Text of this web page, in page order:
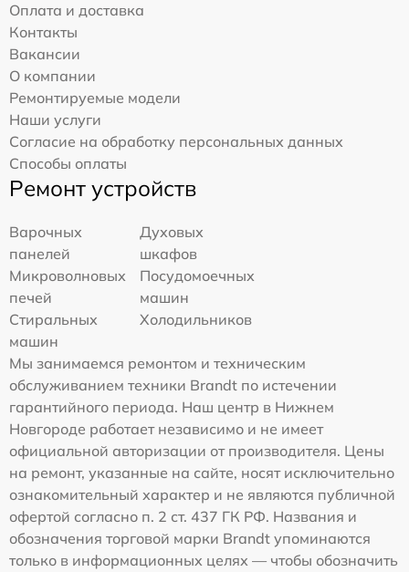
Оплата и доставка
Контакты
Вакансии
О компании
Ремонтируемые модели
Наши услуги
Согласие на обработку персональных данных
Способы оплаты
Ремонт устройств
Варочных
панелей
Духовых
шкафов
Микроволновых
печей
Посудомоечных
машин
Стиральных
машин
Холодильников
Мы занимаемся ремонтом и техническим
обслуживанием техники Brandt по истечении
гарантийного периода. Наш центр в Нижнем
Новгороде работает независимо и не имеет
официальной авторизации от производителя. Цены
на ремонт, указанные на сайте, носят исключительно
ознакомительный характер и не являются публичной
офертой согласно п. 2 ст. 437 ГК РФ. Названия и
обозначения торговой марки Brandt упоминаются
только в информационных целях — чтобы обозначить